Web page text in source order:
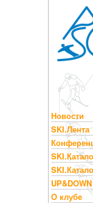
Новости
SKI.Лента
UP&DOWN
О клубе